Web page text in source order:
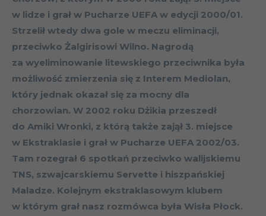
w lidze i grał w Pucharze UEFA w edycji 2000/01.
Strzelił wtedy dwa gole w meczu eliminacji,
przeciwko Żalgirisowi Wilno. Nagrodą
za wyeliminowanie litewskiego przeciwnika była
możliwość zmierzenia się z Interem Mediolan,
który jednak okazał się za mocny dla
chorzowian. W 2002 roku Dżikia przeszedł
do Amiki Wronki, z którą także zajął 3. miejsce
w Ekstraklasie i grał w Pucharze UEFA 2002/03.
Tam rozegrał 6 spotkań przeciwko walijskiemu
TNS, szwajcarskiemu Servette i hiszpańskiej
Maladze. Kolejnym ekstraklasowym klubem
w którym grał nasz rozmówca była Wisła Płock.